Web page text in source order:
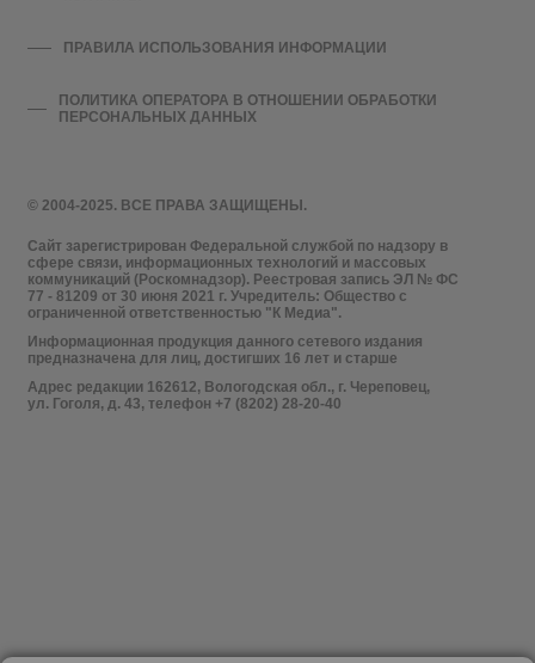
© 2004-2025. ВСЕ ПРАВА ЗАЩИЩЕНЫ.
Сайт зарегистрирован Федеральной службой по надзору в
сфере связи, информационных технологий и массовых
коммуникаций (Роскомнадзор). Реестровая запись ЭЛ № ФС
77 - 81209 от 30 июня 2021 г. Учредитель: Общество с
ограниченной ответственностью "К Медиа".
Информационная продукция данного сетевого издания
предназначена для лиц, достигших 16 лет и старше
Адрес редакции 162612, Вологодская обл., г. Череповец,
ул. Гоголя, д. 43, телефон +7 (8202) 28-20-40
ПРАВИЛА ИСПОЛЬЗОВАНИЯ ИНФОРМАЦИИ
ПОЛИТИКА ОПЕРАТОРА В ОТНОШЕНИИ ОБРАБОТКИ
ПЕРСОНАЛЬНЫХ ДАННЫХ